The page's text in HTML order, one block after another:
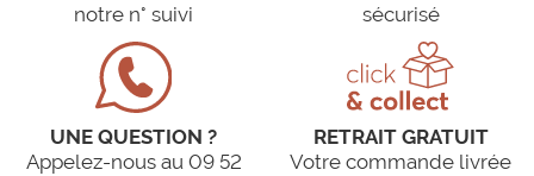
notre n° suivi
sécurisé
UNE QUESTION ?
Appelez-nous au 09 52
RETRAIT GRATUIT
Votre commande livrée